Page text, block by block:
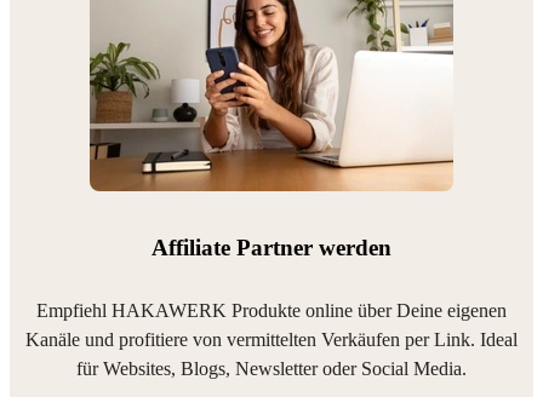
Affiliate Partner werden
Empfiehl HAKAWERK Produkte online über Deine eigenen
Kanäle und profitiere von vermittelten Verkäufen per Link. Ideal
für Websites, Blogs, Newsletter oder Social Media.